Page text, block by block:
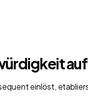
einlöst,